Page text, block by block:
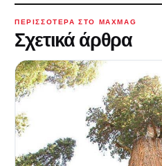
ΠΕΡΙΣΣΌΤΕΡΑ ΣΤΟ MAXMAG
Σχετικά άρθρα